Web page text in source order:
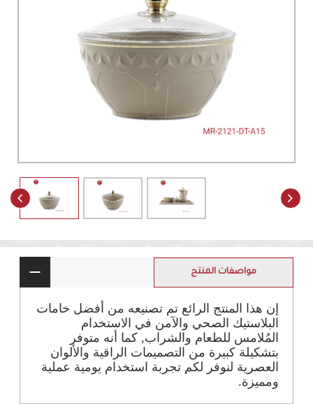
مواصفات المنتج
إن هذا المنتج الرائع تم تصنيعه من أفضل خامات
البلاستيك الصحي والآمن في الاستخدام
المُلامس للطعام والشراب, كما أنه متوفر
بتشكيلة كبيرة من التصميمات الراقية والألوان
العصرية لنوفر لكم تجربة استخدام يومية عملية
ومميزة.